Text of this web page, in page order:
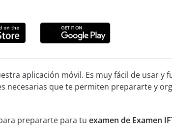
aplicación móvil. Es muy fácil de usar y
necesarias que te permiten prepararte y
prepararte para tu examen de Examen